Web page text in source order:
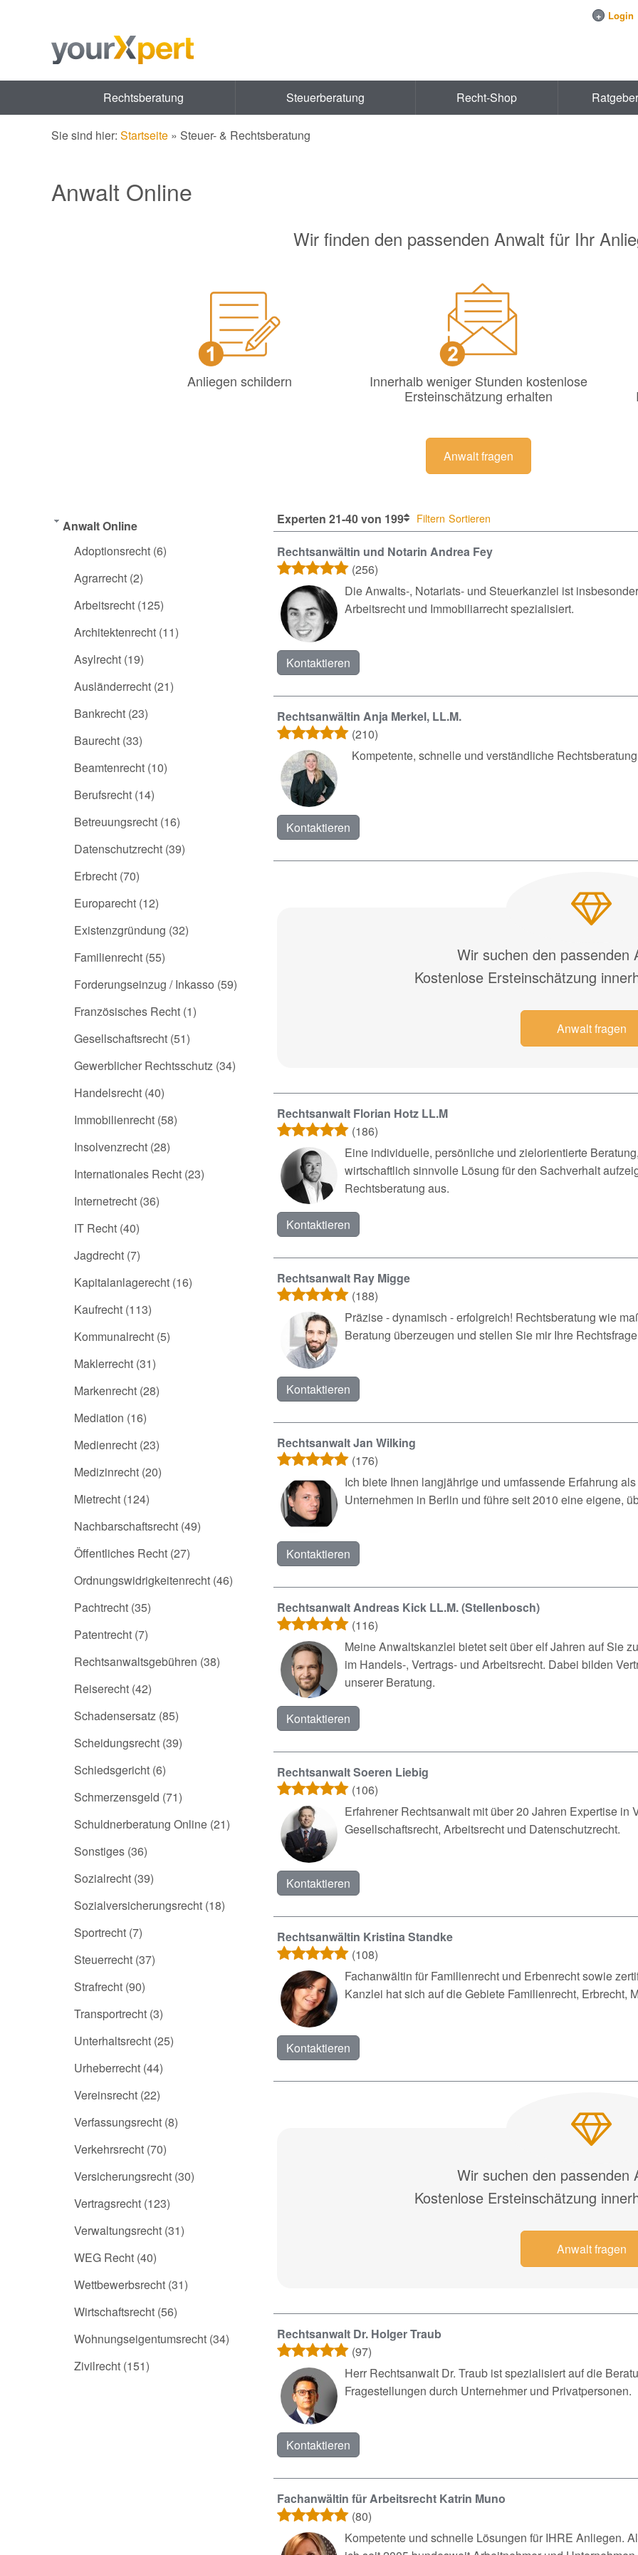
+ Login
Rechtsberatung Steuerberatung Recht-Shop Ratgeber
Sie sind hier: Startseite » Steuer- & Rechtsberatung
Anwalt Online
Wir finden den passenden Anwalt für Ihr
Anliegen schildern
Innerhalb weniger Stunden kostenlose
Ersteinschätzung erhalten
Anwalt fragen
Anwalt Online
Adoptionsrecht (6)
Agrarrecht (2)
Arbeitsrecht (125)
Architektenrecht (11)
Asylrecht (19)
Ausländerrecht (21)
Bankrecht (23)
Baurecht (33)
Beamtenrecht (10)
Berufsrecht (14)
Betreuungsrecht (16)
Datenschutzrecht (39)
Erbrecht (70)
Europarecht (12)
Existenzgründung (32)
Familienrecht (55)
Forderungseinzug / Inkasso (59)
Französisches Recht (1)
Gesellschaftsrecht (51)
Gewerblicher Rechtsschutz (34)
Handelsrecht (40)
Immobilienrecht (58)
Insolvenzrecht (28)
Internationales Recht (23)
Internetrecht (36)
IT Recht (40)
Jagdrecht (7)
Kapitalanlagerecht (16)
Kaufrecht (113)
Kommunalrecht (5)
Maklerrecht (31)
Markenrecht (28)
Mediation (16)
Medienrecht (23)
Medizinrecht (20)
Mietrecht (124)
Nachbarschaftsrecht (49)
Öffentliches Recht (27)
Ordnungswidrigkeitenrecht (46)
Pachtrecht (35)
Patentrecht (7)
Rechtsanwaltsgebühren (38)
Reiserecht (42)
Schadensersatz (85)
Scheidungsrecht (39)
Schiedsgericht (6)
Schmerzensgeld (71)
Schuldnerberatung Online (21)
Sonstiges (36)
Sozialrecht (39)
Sozialversicherungsrecht (18)
Sportrecht (7)
Steuerrecht (37)
Strafrecht (90)
Transportrecht (3)
Unterhaltsrecht (25)
Urheberrecht (44)
Vereinsrecht (22)
Verfassungsrecht (8)
Verkehrsrecht (70)
Versicherungsrecht (30)
Vertragsrecht (123)
Verwaltungsrecht (31)
WEG Recht (40)
Wettbewerbsrecht (31)
Wirtschaftsrecht (56)
Wohnungseigentumsrecht (34)
Zivilrecht (151)
Experten 21-40 von 199 Filtern Sortieren
Rechtsanwältin und Notarin Andrea Fey
(256)
Die Anwalts-, Notariats- und Steuerkanzlei ist
Arbeitsrecht und Immobiliarrecht spezialisiert.
Kontaktieren
Rechtsanwältin Anja Merkel, LL.M.
(210)
Kompetente, schnelle und verständliche
Kontaktieren
Wir suchen den passenden
Kostenlose Ersteinschätzung
Anwalt fragen
Rechtsanwalt Florian Hotz LL.M
(186)
Eine individuelle, persönliche und zielorientierte
wirtschaftlich sinnvolle Lösung für den Sachverhalt
Rechtsberatung aus.
Kontaktieren
Rechtsanwalt Ray Migge
(188)
Präzise - dynamisch - erfolgreich! Rechtsberatung wie
Beratung überzeugen und stellen Sie mir Ihre
Kontaktieren
Rechtsanwalt Jan Wilking
(176)
Ich biete Ihnen langjährige und umfassende Erfahrung
Unternehmen in Berlin und führe seit 2010 eine eigene,
Kontaktieren
Rechtsanwalt Andreas Kick LL.M. (Stellenbosch)
(116)
Meine Anwaltskanzlei bietet seit über elf Jahren auf Sie
im Handels-, Vertrags- und Arbeitsrecht. Dabei bilden
unserer Beratung.
Kontaktieren
Rechtsanwalt Soeren Liebig
(106)
Erfahrener Rechtsanwalt mit über 20 Jahren Expertise in
Gesellschaftsrecht, Arbeitsrecht und Datenschutzrecht.
Kontaktieren
Rechtsanwältin Kristina Standke
(108)
Fachanwältin für Familienrecht und Erbenrecht sowie
Kanzlei hat sich auf die Gebiete Familienrecht, Erbrecht,
Kontaktieren
Wir suchen den passenden
Kostenlose Ersteinschätzung
Anwalt fragen
Rechtsanwalt Dr. Holger Traub
(97)
Herr Rechtsanwalt Dr. Traub ist spezialisiert auf die
Fragestellungen durch Unternehmer und Privatpersonen.
Kontaktieren
Fachanwältin für Arbeitsrecht Katrin Muno
(80)
Kompetente und schnelle Lösungen für IHRE Anliegen.